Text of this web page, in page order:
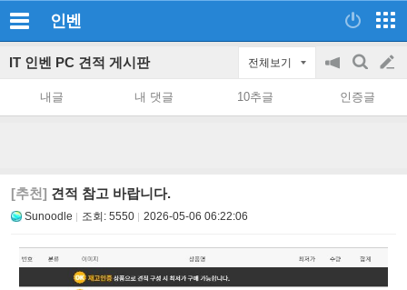
인벤
IT 인벤 PC 견적 게시판 전체보기
공
on/off
검
색
글
쓰
내글 내 댓글 10추글 인증글
[추천] 견적 참고 바랍니다.
Sunoodle 조회: 5550 2026-05-06 06:22:06